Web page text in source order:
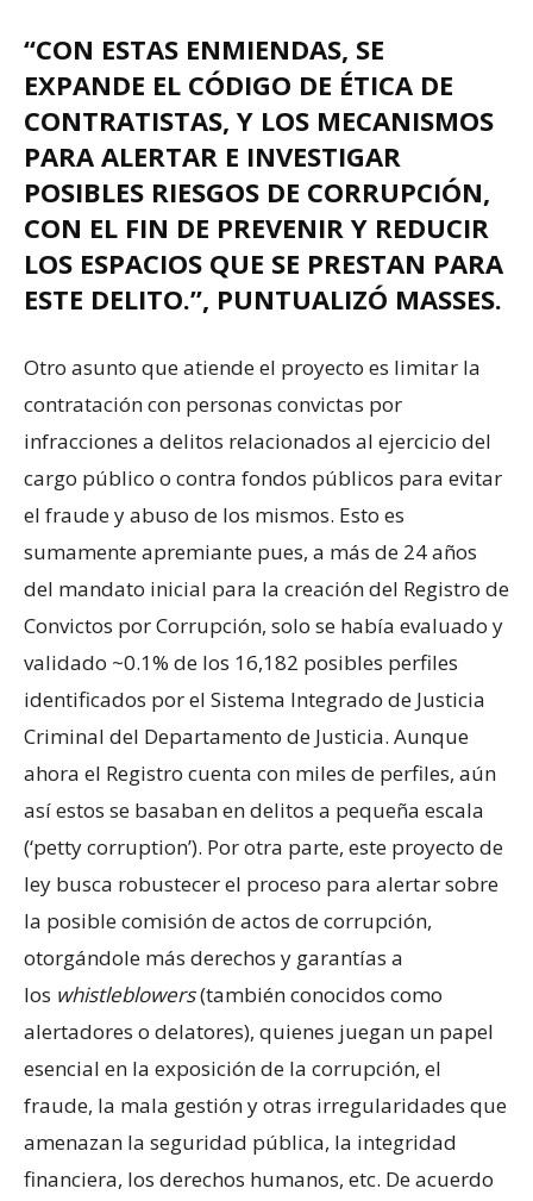
“CON ESTAS ENMIENDAS, SE
EXPANDE EL CÓDIGO DE ÉTICA DE
CONTRATISTAS, Y LOS MECANISMOS
PARA ALERTAR E INVESTIGAR
POSIBLES RIESGOS DE CORRUPCIÓN,
CON EL FIN DE PREVENIR Y REDUCIR
LOS ESPACIOS QUE SE PRESTAN PARA
ESTE DELITO.”, PUNTUALIZÓ MASSES.
Otro asunto que atiende el proyecto es limitar la
contratación con personas convictas por
infracciones a delitos relacionados al ejercicio del
cargo público o contra fondos públicos para evitar
el fraude y abuso de los mismos. Esto es
sumamente apremiante pues, a más de 24 años
del mandato inicial para la creación del Registro de
Convictos por Corrupción, solo se había evaluado y
validado ~0.1% de los 16,182 posibles perfiles
identificados por el Sistema Integrado de Justicia
Criminal del Departamento de Justicia. Aunque
ahora el Registro cuenta con miles de perfiles, aún
así estos se basaban en delitos a pequeña escala
(‘petty corruption’). Por otra parte, este proyecto de
ley busca robustecer el proceso para alertar sobre
la posible comisión de actos de corrupción,
otorgándole más derechos y garantías a
los whistleblowers(también conocidos como
alertadores o delatores), quienes juegan un papel
esencial en la exposición de la corrupción, el
fraude, la mala gestión y otras irregularidades que
amenazan la seguridad pública, la integridad
financiera, los derechos humanos, etc. De acuerdo